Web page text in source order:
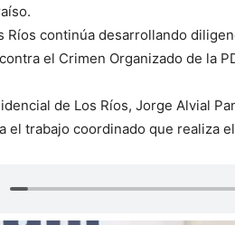
Ríos continúa desarrollando
el Crimen Organizado de la
de Los Ríos, Jorge Alvial
el trabajo coordinado que realiza